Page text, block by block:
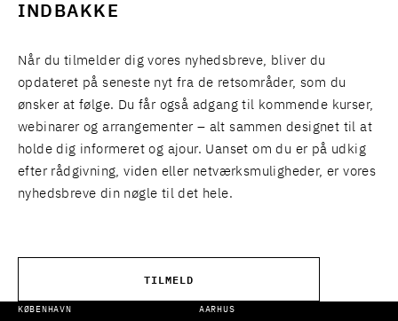
INDBAKKE
Når du tilmelder dig vores nyhedsbreve, bliver du
opdateret på seneste nyt fra de retsområder, som du
ønsker at følge. Du får også adgang til kommende kurser,
webinarer og arrangementer – alt sammen designet til at
holde dig informeret og ajour. Uanset om du er på udkig
efter rådgivning, viden eller netværksmuligheder, er vores
nyhedsbreve din nøgle til det hele.
TILMELD
KØBENHAVN AARHUS